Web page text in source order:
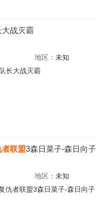
战灭霸
地区：未知
长大战灭霸
者联盟3森日菜子-森日向子
地区：未知
仇者联盟3森日菜子-森日向子